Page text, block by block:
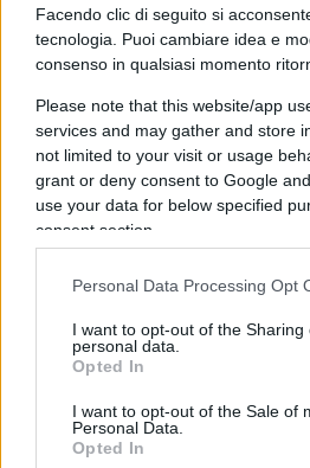
Facendo clic di seguito si
tecnologia. Puoi cambiare idea e
consenso in qualsiasi momento
Please note that this website/app
services and may gather and store
not limited to your visit or usage
grant or deny consent to Google
use your data for below specified
consent section.
Personal Data Processing Opt
I want to opt-out of the Sharing
personal data.
Opted In
I want to opt-out of the Sale of
Personal Data.
Opted In
8 Luglio 2023, 15:24 15:24
Sinceramente mi trovo d’accordo
Rispondi
Antonio
8 Luglio 2023, 14:47 14:47
Porro, perfino Cruciani dice che
dichiarazioni ha fatto una cazzata
cocciuto niente, ti ostini a
c…….o cosa devono fare questi
sangiuliano e il premio strega)
Rispondi